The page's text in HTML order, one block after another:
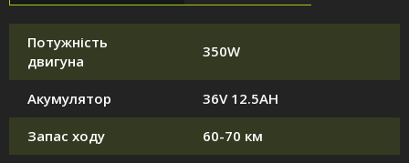
Потужність
двигуна
350W
Акумулятор 36V 12.5AH
Запас ходу 60-70 км